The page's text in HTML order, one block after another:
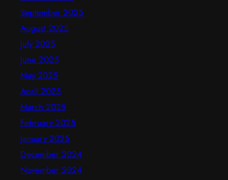
September 2025
August 2025
July 2025
June 2025
May 2025
April 2025
March 2025
February 2025
January 2025
December 2024
November 2024